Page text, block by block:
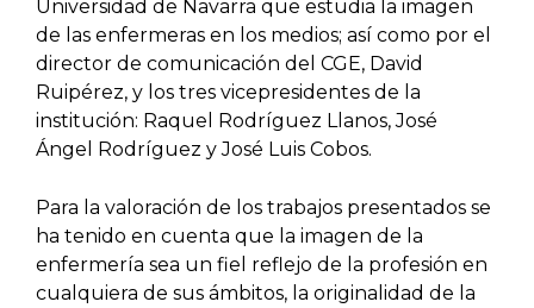
Universidad de Navarra que estudia la imagen
de las enfermeras en los medios; así como por el
director de comunicación del CGE, David
Ruipérez, y los tres vicepresidentes de la
institución: Raquel Rodríguez Llanos, José
Ángel Rodríguez y José Luis Cobos.
Para la valoración de los trabajos presentados se
ha tenido en cuenta que la imagen de la
enfermería sea un fiel reflejo de la profesión en
cualquiera de sus ámbitos, la originalidad de la